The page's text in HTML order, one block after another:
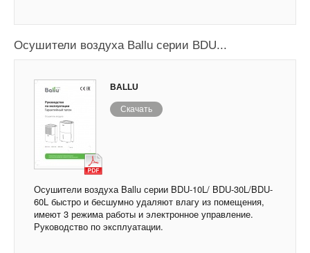
Осушители воздуха Ballu серии BDU...
BALLU
Скачать
Осушители воздуха Ballu серии BDU-10L/ BDU-30L/BDU-
60L быстро и бесшумно удаляют влагу из помещения,
имеют 3 режима работы и электронное управление.
Руководство по эксплуатации.